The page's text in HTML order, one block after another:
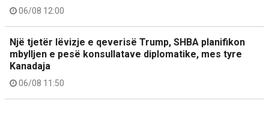
06/08 12:00
Një tjetër lëvizje e qeverisë Trump, SHBA planifikon
mbylljen e pesë konsullatave diplomatike, mes tyre
Kanadaja
06/08 11:50